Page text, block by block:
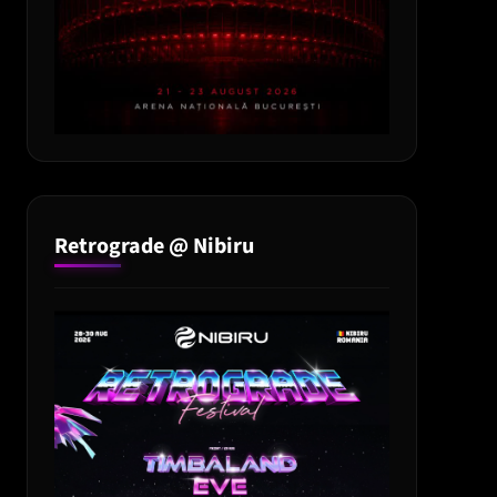
Retrograde @ Nibiru